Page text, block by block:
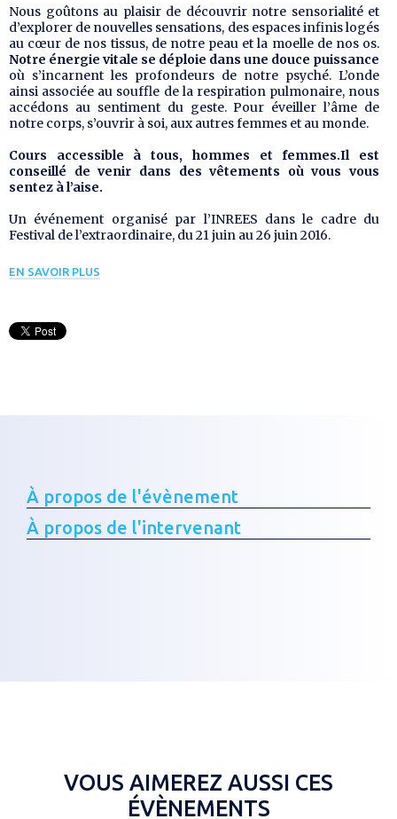
Nous goûtons au plaisir de découvrir notre sensorialité et
d’explorer de nouvelles sensations, des espaces infinis logés
au cœur de nos tissus, de notre peau et la moelle de nos os.
Notre énergie vitale se déploie dans une douce puissance
où s’incarnent les profondeurs de notre psyché. L’onde
ainsi associée au souffle de la respiration pulmonaire, nous
accédons au sentiment du geste. Pour éveiller l’âme de
notre corps, s’ouvrir à soi, aux autres femmes et au monde.
Cours accessible à tous, hommes et femmes.Il est
conseillé de venir dans des vêtements où vous vous
sentez à l’aise.
Un événement organisé par l’INREES dans le cadre du
Festival de l’extraordinaire, du 21 juin au 26 juin 2016.
EN SAVOIR PLUS
À propos de l'évènement
À propos de l'intervenant
VOUS AIMEREZ AUSSI CES
ÉVÈNEMENTS